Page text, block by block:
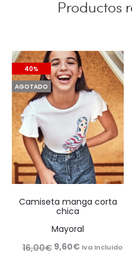
Productos
40%
AGOTADO
Camiseta manga corta
chica
Mayoral
16,00€ El
9,60€ElIva Incluido